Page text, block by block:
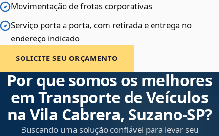
Movimentação de frotas corporativas
Serviço porta a porta, com retirada e entrega no
endereço indicado
SOLICITE SEU ORÇAMENTO
Por que somos os melhores
em Transporte de Veículos
na Vila Cabrera, Suzano‑SP?
Buscando uma solução confiável para levar seu